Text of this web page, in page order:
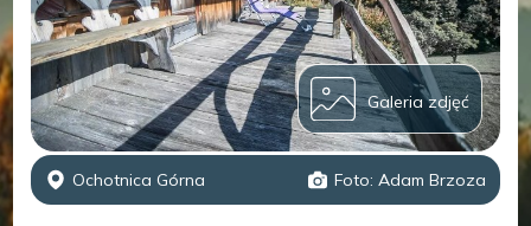
Galeria zdjęć
Ochotnica Górna Foto: Adam Brzoza